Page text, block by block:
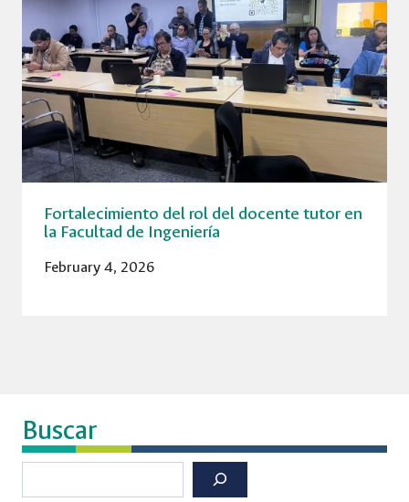
Fortalecimiento del rol del docente tutor en
la Facultad de Ingeniería
February 4, 2026
Buscar